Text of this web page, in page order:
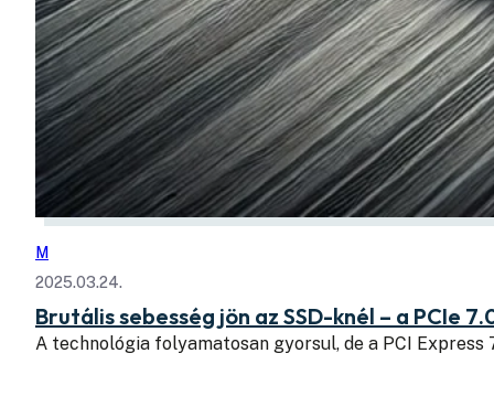
M
2025.03.24.
Brutális sebesség jön az SSD-knél – a PCIe
A technológia folyamatosan gyorsul, de a PCI Express